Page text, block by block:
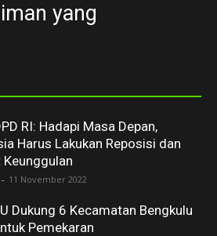
yang
RI: Hadapi Masa Depan,
Harus Lakukan Reposisi dan
Keunggulan
- 11 November 2022
Dukung 6 Kecamatan Bengkulu
Pemekaran